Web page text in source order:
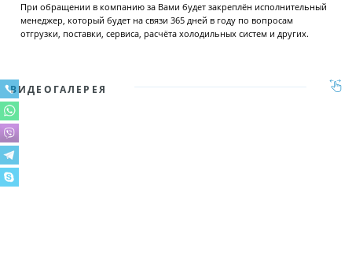
При обращении в компанию за Вами будет закреплён исполнительный
менеджер, который будет на связи 365 дней в году по вопросам
отгрузки, поставки, сервиса, расчёта холодильных систем и других.
ВИДЕОГАЛЕРЕЯ